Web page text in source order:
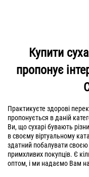
Купити
пропонує
Практикуєте здорові
пропонується в даній
Ви, що сухарі бувають
в своєму віртуальному
здатний побалувати своєю
примхливих покупців. Є
оптом, і ми надаємо Вам